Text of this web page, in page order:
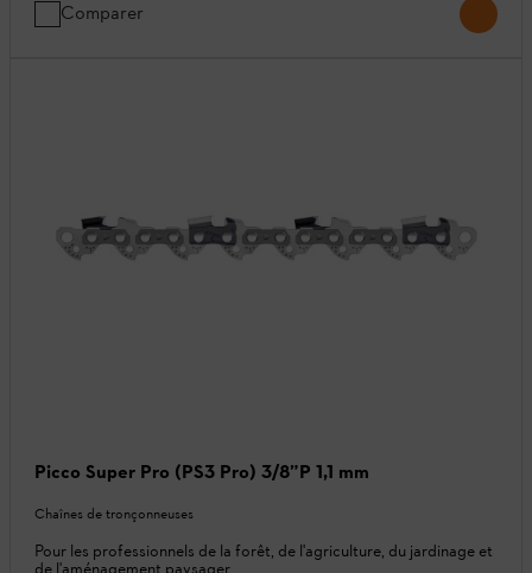
Comparer
Picco Super Pro (PS3 Pro) 3/8”P 1,1 mm
Chaînes de tronçonneuses
Pour les professionnels de la forêt, de l'agriculture, du jardinage et